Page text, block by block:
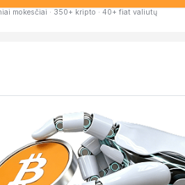
mokesčiai · 350+ kripto · 40+ fiat valiutų